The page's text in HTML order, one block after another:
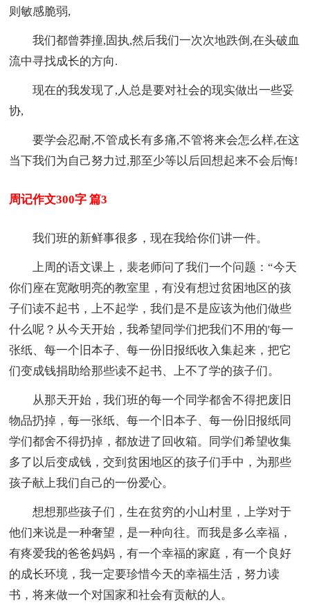
则敏感脆弱,
我们都曾莽撞,固执,然后我们一次次地跌倒,在头破血
流中寻找成长的方向.
现在的我发现了,人总是要对社会的现实做出一些妥
协,
要学会忍耐,不管成长有多痛,不管将来会怎么样,在这
当下我们为自己努力过,那至少等以后回想起来不会后悔!
周记作文300字 篇3
我们班的新鲜事很多，现在我给你们讲一件。
上周的语文课上，裴老师问了我们一个问题：“今天
你们座在宽敞明亮的教室里，有没有想过贫困地区的孩
子们读不起书，上不起学，我们是不是应该为他们做些
什么呢？从今天开始，我希望同学们把我们不用的'每一
张纸、每一个旧本子、每一份旧报纸收入集起来，把它
们变成钱捐助给那些读不起书、上不了学的孩子们。
从那天开始，我们班的每一个同学都舍不得把废旧
物品扔掉，每一张纸、每一个旧本子、每一份旧报纸同
学们都舍不得扔掉，都放进了回收箱。同学们希望收集
多了以后变成钱，交到贫困地区的孩子们手中，为那些
孩子献上我们自己的一份爱心。
想想那些孩子们，生在贫穷的小山村里，上学对于
他们来说是一种奢望，是一种向往。而我是多么幸福，
有疼爱我的爸爸妈妈，有一个幸福的家庭，有一个良好
的成长环境，我一定要珍惜今天的幸福生活，努力读
书，将来做一个对国家和社会有贡献的人。